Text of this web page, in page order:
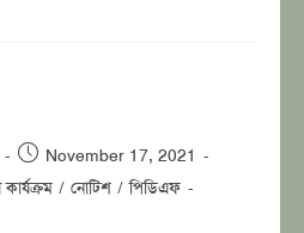
Post
published:
November 17, 2021
/ নোটিশ / পিডিএফ